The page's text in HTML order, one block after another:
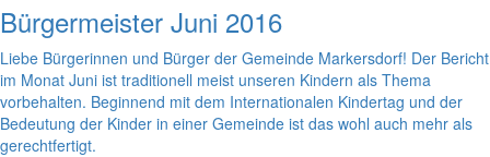
Bürgermeister Juni 2016
Liebe Bürgerinnen und Bürger der Gemeinde Markersdorf! Der Bericht
im Monat Juni ist traditionell meist unseren Kindern als Thema
vorbehalten. Beginnend mit dem Internationalen Kindertag und der
Bedeutung der Kinder in einer Gemeinde ist das wohl auch mehr als
gerechtfertigt.